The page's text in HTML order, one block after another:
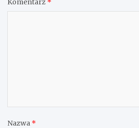
Komentarz *
Nazwa *